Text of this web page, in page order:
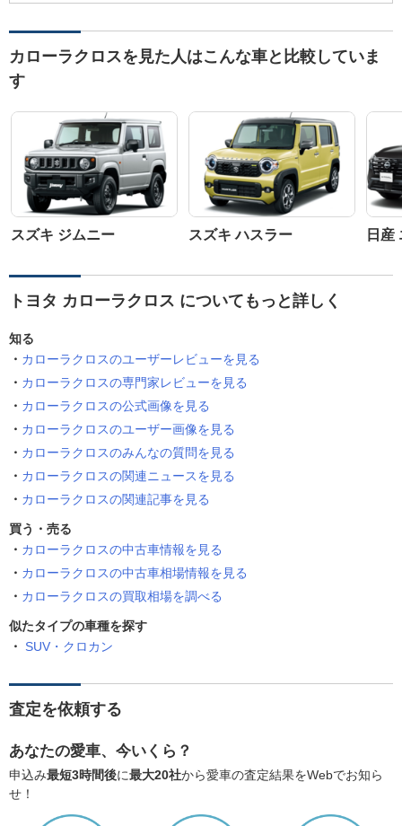
カローラクロスを見た人はこんな車と比較していま
す
スズキ ジムニー スズキ ハスラー 日産
トヨタ カローラクロス についてもっと詳しく
知る
カローラクロスのユーザーレビューを見る
カローラクロスの専門家レビューを見る
カローラクロスの公式画像を見る
カローラクロスのユーザー画像を見る
カローラクロスのみんなの質問を見る
カローラクロスの関連ニュースを見る
カローラクロスの関連記事を見る
買う・売る
カローラクロスの中古車情報を見る
カローラクロスの中古車相場情報を見る
カローラクロスの買取相場を調べる
似たタイプの車種を探す
SUV・クロカン
査定を依頼する
あなたの愛車、今いくら？
申込み最短3時間後に最大20社から愛車の査定結果をWebでお知ら
せ！